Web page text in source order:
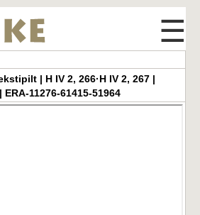
☰
| H IV 2, 266·H IV 2, 267 |
11276-61415-51964